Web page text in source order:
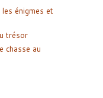
énigmes et
trésor
chasse au